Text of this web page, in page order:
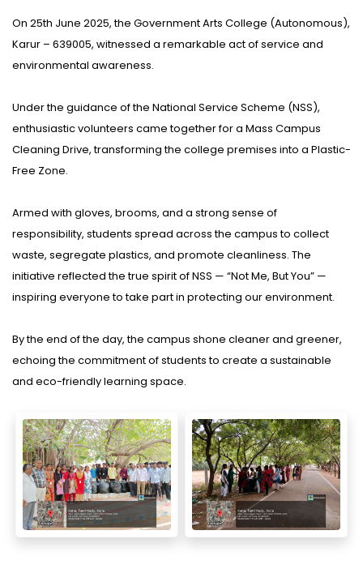
On 25th June 2025, the Government Arts College (Autonomous),
Karur – 639005, witnessed a remarkable act of service and
environmental awareness.
Under the guidance of the National Service Scheme (NSS),
enthusiastic volunteers came together for a Mass Campus
Cleaning Drive, transforming the college premises into a Plastic-
Free Zone.
Armed with gloves, brooms, and a strong sense of
responsibility, students spread across the campus to collect
waste, segregate plastics, and promote cleanliness. The
initiative reflected the true spirit of NSS — “Not Me, But You” —
inspiring everyone to take part in protecting our environment.
By the end of the day, the campus shone cleaner and greener,
echoing the commitment of students to create a sustainable
and eco-friendly learning space.